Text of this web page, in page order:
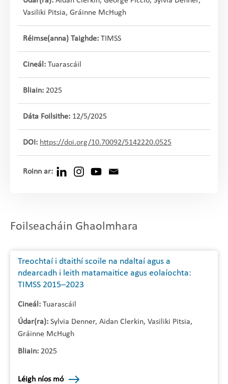
Vasiliki Pitsia, Gráinne McHugh
Réimse(anna) Taighde: TIMSS
Cineál: Tuarascáil
Bliain: 2025
Dáta Foilsithe: 12/5/2025
DOI: https://doi.org/10.70092/5142220.0525
Roinn ar:
Foilseacháin Ghaolmhara
Treochtaí i dtaithí scoile na ndaltaí agus a
ndearcadh i leith matamaitice agus eolaíochta:
TIMSS 2015–2023
Cineál: Tuarascáil
Údar(ra): Sylvia Denner, Aidan Clerkin, Vasiliki Pitsia,
Gráinne McHugh
Bliain: 2025
Léigh níos mó